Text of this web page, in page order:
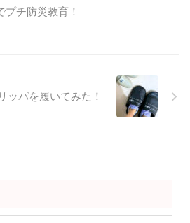
プチ防災教育！
ッパを履いてみた！